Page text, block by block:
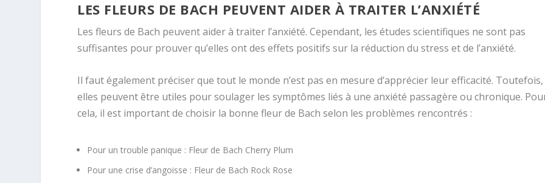
LES FLEURS DE BACH PEUVENT AIDER À TRAITER L’ANXIÉTÉ
Les fleurs de Bach peuvent aider à traiter l’anxiété. Cependant, les études scientifiques ne sont pas
suffisantes pour prouver qu’elles ont des effets positifs sur la réduction du stress et de l’anxiété.
Il faut également préciser que tout le monde n’est pas en mesure d’apprécier leur efficacité. Toutefois,
elles peuvent être utiles pour soulager les symptômes liés à une anxiété passagère ou chronique.
cela, il est important de choisir la bonne fleur de Bach selon les problèmes rencontrés :
Pour un trouble panique : Fleur de Bach Cherry Plum
Pour une crise d’angoisse : Fleur de Bach Rock Rose